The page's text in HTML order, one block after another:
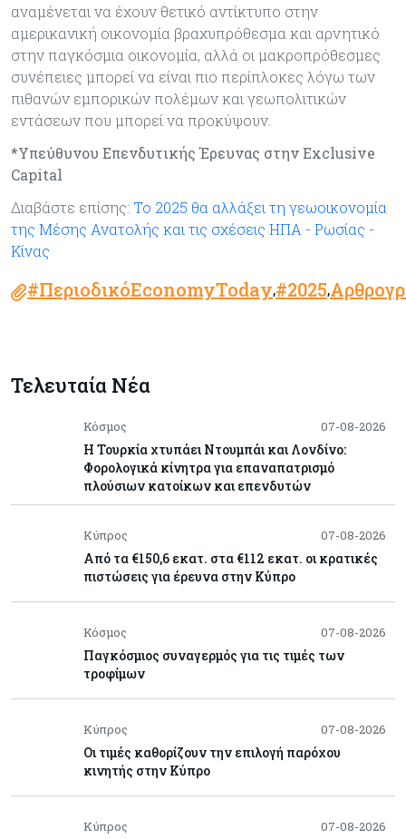
αναµένεται να έχουν θετικό αντίκτυπο στην
αµερικανική οικονοµία βραχυπρόθεσµα και αρνητικό
στην παγκόσµια οικονοµία, αλλά οι µακροπρόθεσµες
συνέπειες µπορεί να είναι πιο περίπλοκες λόγω των
πιθανών εµπορικών πολέµων και γεωπολιτικών
εντάσεων που µπορεί να προκύψουν.
*Υπεύθυνου Επενδυτικής Έρευνας στην Exclusive
Capital
Διαβάστε επίσης: Το 2025 θα αλλάξει τη γεωοικονομία
της Μέσης Ανατολής και τις σχέσεις ΗΠΑ - Ρωσίας -
Κίνας
#ΠεριοδικόEconomyToday,#2025,
Τελευταία Νέα
Κόσμος 07-08-2026
Η Τουρκία χτυπάει Ντουμπάι και Λονδίνο:
Φορολογικά κίνητρα για επαναπατρισμό
πλούσιων κατοίκων και επενδυτών
Κύπρος 07-08-2026
Από τα €150,6 εκατ. στα €112 εκατ. οι κρατικές
πιστώσεις για έρευνα στην Κύπρο
Κόσμος 07-08-2026
Παγκόσμιος συναγερμός για τις τιμές των
τροφίμων
Κύπρος 07-08-2026
Οι τιμές καθορίζουν την επιλογή παρόχου
κινητής στην Κύπρο
Κύπρος 07-08-2026